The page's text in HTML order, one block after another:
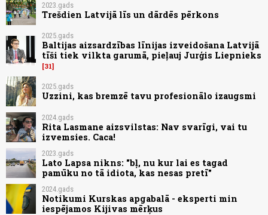
2023.gads
Trešdien Latvijā līs un dārdēs pērkons
2025.gads
Baltijas aizsardzības līnijas izveidošana Latvijā
tīši tiek vilkta garumā, pieļauj Jurģis Liepnieks
31
2025.gads
Uzzini, kas bremzē tavu profesionālo izaugsmi
2024.gads
Rita Lasmane aizsvilstas: Nav svarīgi, vai tu
izvemsies. Caca!
2023.gads
Lato Lapsa nikns: "bļ, nu kur lai es tagad
pamūku no tā idiota, kas nesas pretī"
2024.gads
Notikumi Kurskas apgabalā - eksperti min
iespējamos Kijivas mērķus